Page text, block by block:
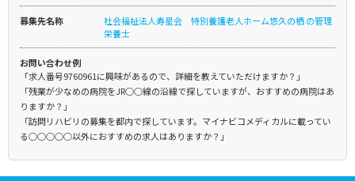
募集先名称
社会福祉法人寿星会 特別養護老人ホーム悠久の栖 の管理
栄養士
お問い合わせ例
「求人番号9760961に興味があるので、詳細を教えていただけますか？」
「残業が少なめの病院をJR○○線の沿線で探していますが、おすすめの病院はあ
りますか？」
「訪問リハビリの募集を都内で探しています。マイナビコメディカルに載ってい
る○○○○○以外におすすめの求人はありますか？」